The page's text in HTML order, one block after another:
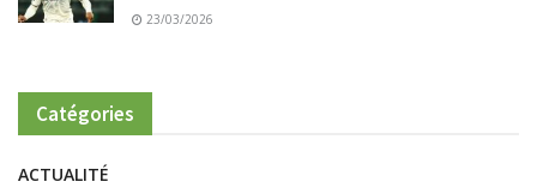
23/03/2026
Catégories
ACTUALITÉ